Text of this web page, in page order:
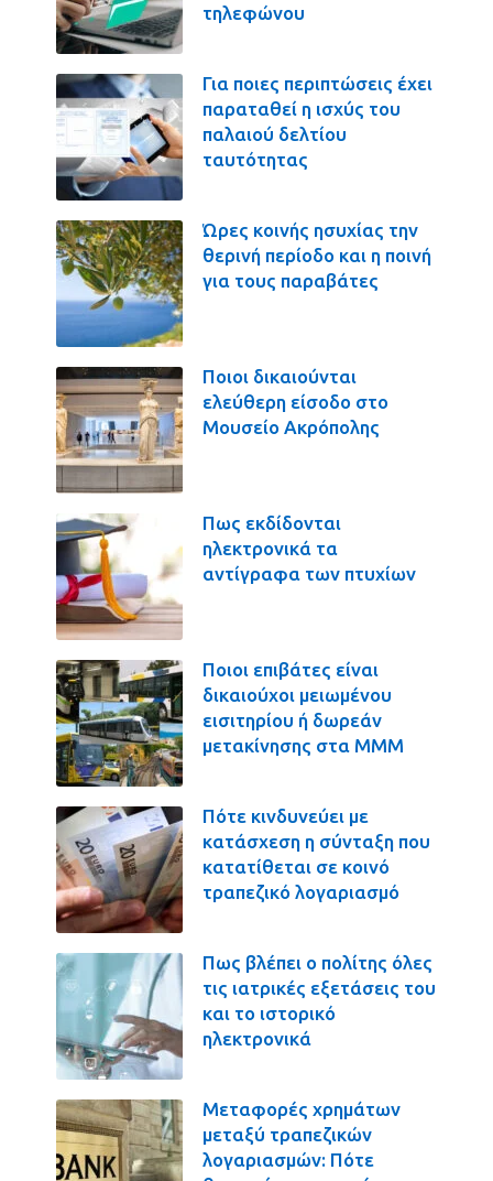
τηλεφώνου
Για ποιες περιπτώσεις έχει
παραταθεί η ισχύς του
παλαιού δελτίου
ταυτότητας
Ώρες κοινής ησυχίας την
θερινή περίοδο και η ποινή
για τους παραβάτες
Ποιοι δικαιούνται
ελεύθερη είσοδο στο
Μουσείο Ακρόπολης
Πως εκδίδονται
ηλεκτρονικά τα
αντίγραφα των πτυχίων
Ποιοι επιβάτες είναι
δικαιούχοι μειωμένου
εισιτηρίου ή δωρεάν
μετακίνησης στα ΜΜΜ
Πότε κινδυνεύει με
κατάσχεση η σύνταξη που
κατατίθεται σε κοινό
τραπεζικό λογαριασμό
Πως βλέπει ο πολίτης όλες
τις ιατρικές εξετάσεις του
και το ιστορικό
ηλεκτρονικά
Μεταφορές χρημάτων
μεταξύ τραπεζικών
λογαριασμών: Πότε